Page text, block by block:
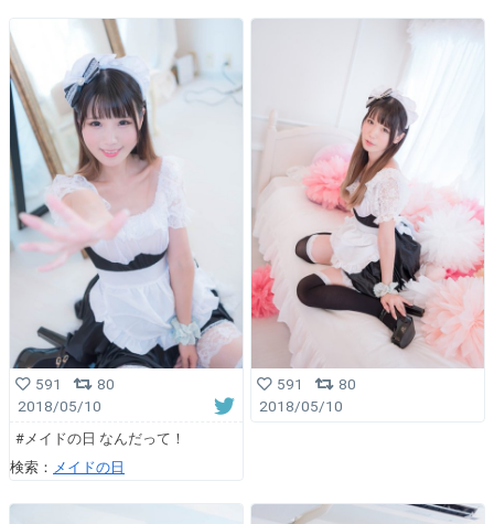
591
80
2018/05/10
#メイドの日 なんだって！
検索： メイドの日
591
80
2018/05/10